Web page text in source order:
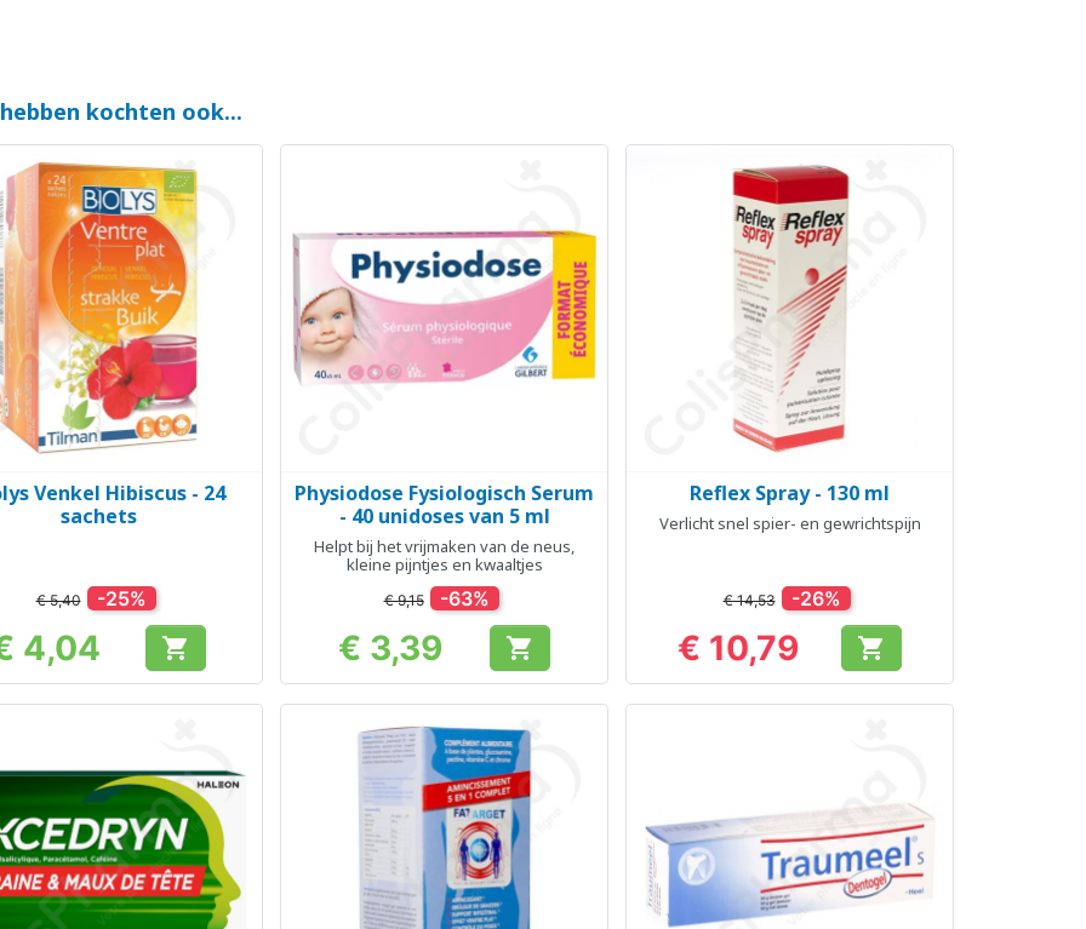
kochten ook...
Snel bekijken
Venkel Hibiscus - 24
sachets
€ 5,40 -25%
Prijs
4,04 
Snel bekijken
Physiodose Fysiologisch Serum
- 40 unidoses van 5 ml
Helpt bij het vrijmaken van de neus,
kleine pijntjes en kwaaltjes
€ 9,15 -63%
€ 3,39 
Snel bekijken
Reflex Spray - 130 ml
Verlicht snel spier- en gewrichtspijn
€ 14,53 -26%
Prijs
€ 10,79 